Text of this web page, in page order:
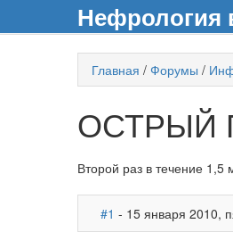
Нефрология
Главная / Форумы /
ОСТРЫЙ
Второй раз в течение
#1 - 15 января 2010,